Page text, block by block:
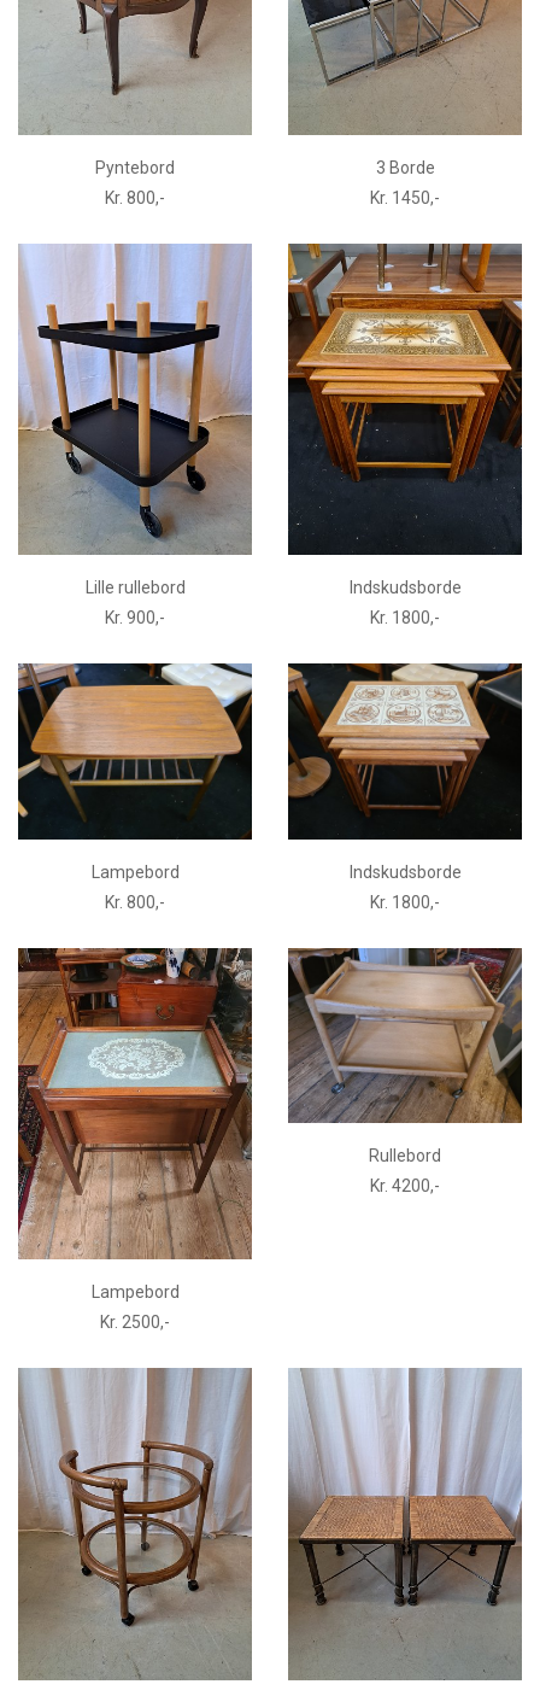
Pyntebord
Kr. 800,-
3 Borde
Kr. 1450,-
Lille rullebord
Kr. 900,-
Indskudsborde
Kr. 1800,-
Lampebord
Kr. 800,-
Indskudsborde
Kr. 1800,-
Lampebord
Kr. 2500,-
Rullebord
Kr. 4200,-